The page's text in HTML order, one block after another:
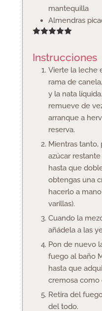
mantequilla
Almendras
Instrucciones
Vierte la leche
rama de
y la nata
remueve de
arranque a
reserva.
Mientras tanto,
azúcar
hasta que
obtengas una
hacerlo a
varillas).
Cuando la
añádela a las
Pon de nuevo
fuego al baño
hasta que
cremosa como
Retira del
del todo.